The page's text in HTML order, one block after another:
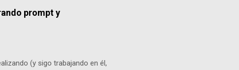
prompt y
(y sigo trabajando en él,